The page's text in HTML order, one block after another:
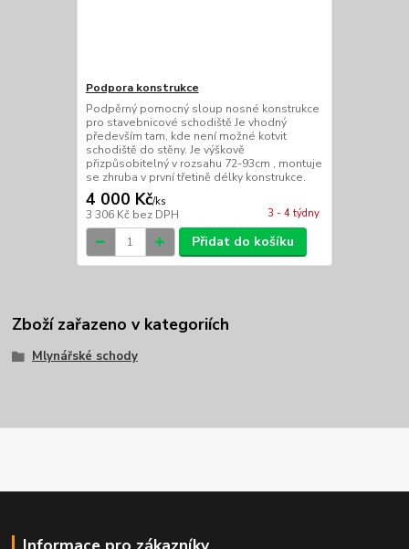
Podpora konstrukce
Podpěrný pomocný sloup nosné konstrukce
pro stavebnicové schodiště Je vhodný
především tam, kde není možné kotvit
schodiště do stěny. Je výškově
přizpůsobitelný v rozsahu 72-93cm , montuje
se zhruba v první třetině délky konstrukce.
4 000 Kč/ks
3 306 Kč bez DPH 3 - 4 týdny
Přidat do košíku
Zboží zařazeno v kategoriích
Mlynářské schody